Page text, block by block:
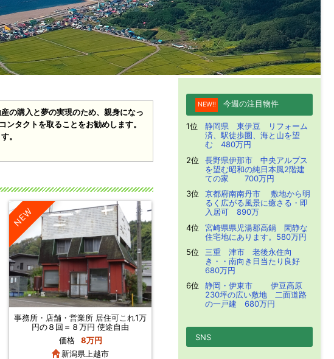
の購入と夢の実現のため、親身になっ
タクトを取ることをお勧めします。
。
事務所・店舗・営業所 居住可これ1万
円の８回＝８万円 使途自由
価格
8万円
NEW
新潟県上越市
NEW!! 今週の注目物件
1位
静岡県 東伊豆 リフォーム
済、駅徒歩圏、海と山を望
む 480万円
2位
長野県伊那市 中央アルプス
を望む昭和の純日本風2階建
ての家 700万円
3位
京都府南南丹市 敷地から明
るく広がる風景に癒さる・即
入居可 890万
4位
宮崎県県児湯郡高鍋 閑静な
住宅地にあります。580万円
5位
三重 津市 老後永住向
き・・南向き日当たり良好
680万円
6位
静岡・伊東市 伊豆高原
230坪の広い敷地 二面道路
の一戸建 680万円
SNS